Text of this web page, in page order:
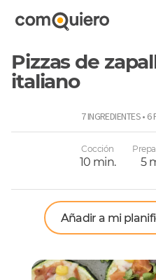
Pizzas de
italiano
7 INGREDIENTES •
Cocción
10 min. 5
Añadir a mi